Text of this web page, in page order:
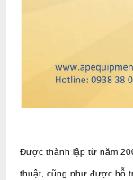
Được thành lập từ năm 20
thuật, cũng như được hỗ